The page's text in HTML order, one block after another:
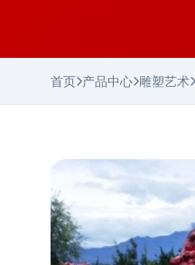
首页 产品中心 雕塑艺术